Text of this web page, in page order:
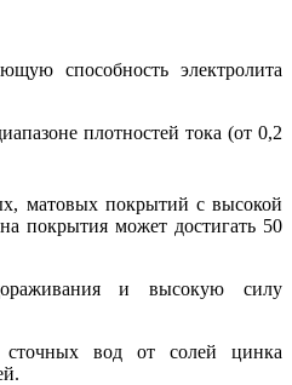
способность электролита
плотностей тока (от 0,2
матовых покрытий с высокой
покрытия может достигать 50
и высокую силу
вод от солей цинка